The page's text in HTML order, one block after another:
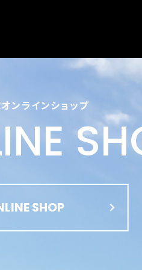
ンラインショップ
SHOP